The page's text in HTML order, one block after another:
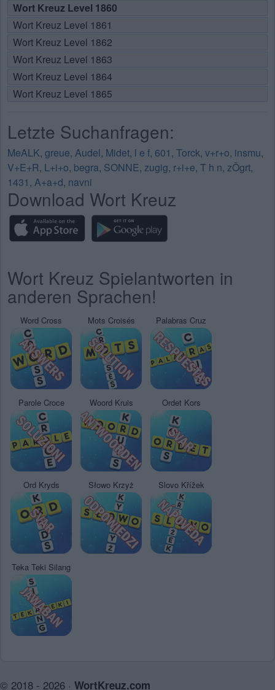
Wort Kreuz Level 1860
Wort Kreuz Level 1861
Wort Kreuz Level 1862
Wort Kreuz Level 1863
Wort Kreuz Level 1864
Wort Kreuz Level 1865
Letzte Suchanfragen:
MeALK, greue, Audel, Midet, l e f, 601, Torck, v+r+o, insmu,
V+E+R, L+i+o, begra, SONNE, zugig, r+i+e, T h n, zÖgrt,
1431, A+a+d, navni
Download Wort Kreuz
Wort Kreuz Spielantworten in
anderen Sprachen!
Word Cross Mots Croisés Palabras Cruz
Parole Croce Woord Kruis Ordet Kors
Ord Kryds Słowo Krzyż Slovo Křížek
Teka Teki Silang
© 2018 - 2026 · WortKreuz.com